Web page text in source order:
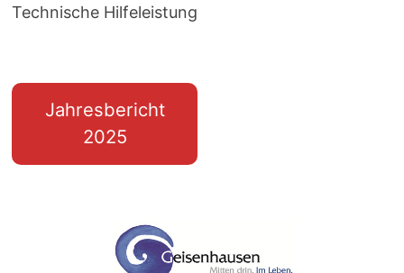
Technische Hilfeleistung
Jahresbericht
2025